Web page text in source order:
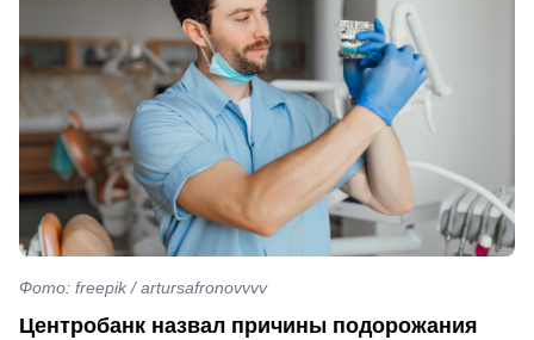
Фото: freepik / artursafronovvvv
Центробанк назвал причины подорожания